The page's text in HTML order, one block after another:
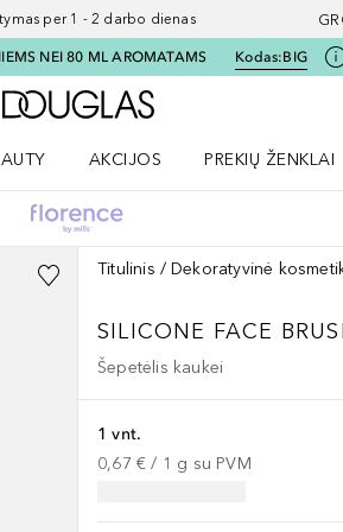
per 1 - 2 darbo dienas
NEI 80 ML AROMATAMS Kodas:BIG
Į Douglas pagrindinį
AKCIJOS
PREKIŲ ŽENKLAI
Titulinis Dekoratyvinė
SILICONE FACE
Šepetėlis kaukei
1 vnt.
0,67 € / 1 g su PVM